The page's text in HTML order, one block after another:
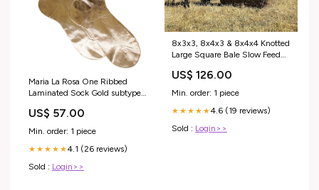
Maria La Rosa One Ribbed
Laminated Sock Gold subtype-
US$ 57.00
Min. order: 1 piece
★★★★★4.1 (26 reviews)
Sold : Login>>
8x3x3, 8x4x3 & 8x4x4 Knotted
Large Square Bale Slow Feed
Net
US$ 126.00
Min. order: 1 piece
★★★★★4.6 (19 reviews)
Sold : Login>>